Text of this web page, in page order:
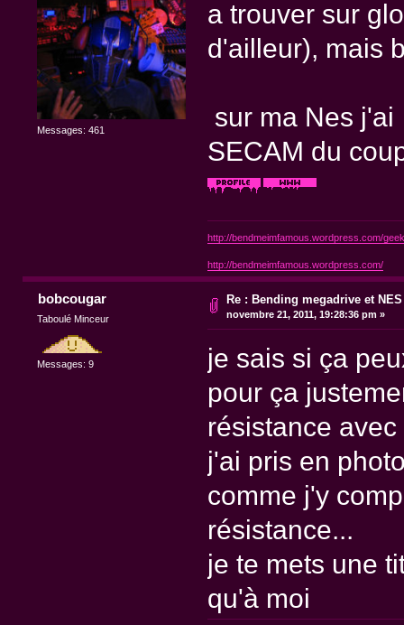
Messages: 461
a trouver sur
d'ailleur), mais
sur ma Nes
SECAM du
http://bendmeimfamous.wordpress.com/
http://bendmeimfamous.wordpress.com/
bobcougar
Taboulé Minceur
Messages: 9
Re : Bending megadrive et NES
novembre 21, 2011, 19:28:36 pm »
je sais si ça
pour ça
résistance
j'ai pris en
comme j'y
résistance...
je te mets une
qu'à moi